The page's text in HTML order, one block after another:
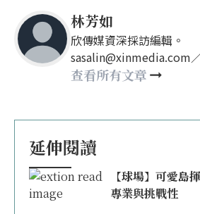
林芳如
欣傳媒資深採訪編輯。
sasalin@xinmedia.com
happy21917@gmail.com
查看所有文章
延伸閱讀
【球場】可愛島
專業與挑戰性